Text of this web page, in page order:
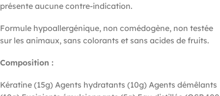
présente aucune contre-indication.
Formule hypoallergénique, non comédogène, non testée
sur les animaux, sans colorants et sans acides de fruits.
Composition :
Kératine (15g) Agents hydratants (10g) Agents démêlants